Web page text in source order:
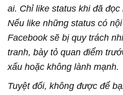
ai. Chỉ like status khi đã đọc
Nếu like những status có
Facebook sẽ bị quy trách
tranh, bày tỏ quan điểm
xấu hoặc không lành mạnh.
Tuyệt đối, không được để